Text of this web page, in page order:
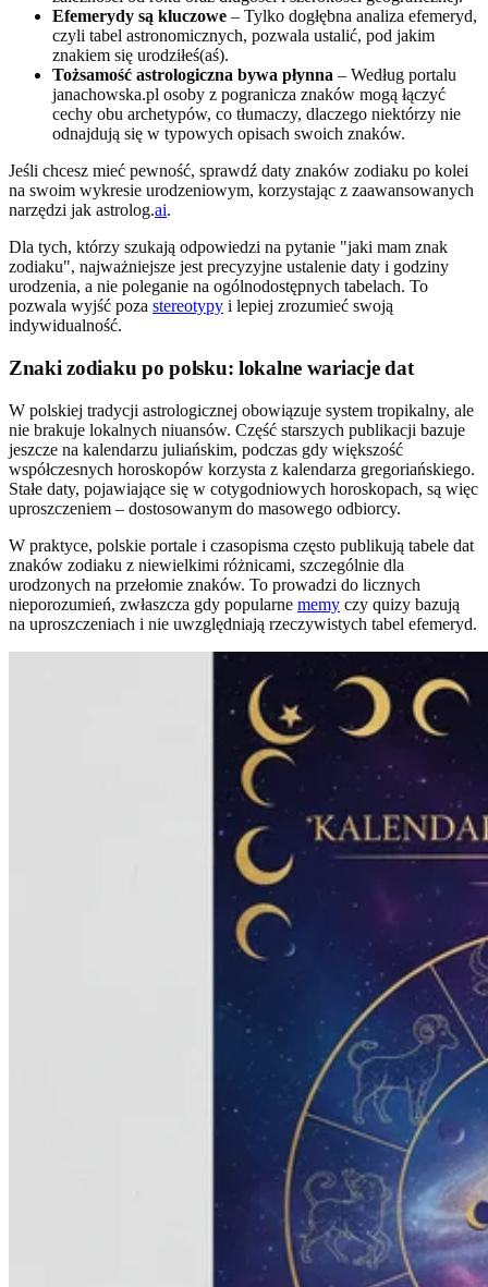
Efemerydy są kluczowe – Tylko dogłębna analiza efemeryd,
czyli tabel astronomicznych, pozwala ustalić, pod jakim
znakiem się urodziłeś(aś).
Tożsamość astrologiczna bywa płynna – Według portalu
janachowska.pl osoby z pogranicza znaków mogą łączyć
cechy obu archetypów, co tłumaczy, dlaczego niektórzy nie
odnajdują się w typowych opisach swoich znaków.
Jeśli chcesz mieć pewność, sprawdź daty znaków zodiaku po kolei
na swoim wykresie urodzeniowym, korzystając z zaawansowanych
narzędzi jak astrolog.ai.
Dla tych, którzy szukają odpowiedzi na pytanie "jaki mam znak
zodiaku", najważniejsze jest precyzyjne ustalenie daty i godziny
urodzenia, a nie poleganie na ogólnodostępnych tabelach. To
pozwala wyjść poza stereotypy i lepiej zrozumieć swoją
indywidualność.
Znaki zodiaku po polsku: lokalne wariacje dat
W polskiej tradycji astrologicznej obowiązuje system tropikalny, ale
nie brakuje lokalnych niuansów. Część starszych publikacji bazuje
jeszcze na kalendarzu juliańskim, podczas gdy większość
współczesnych horoskopów korzysta z kalendarza gregoriańskiego.
Stałe daty, pojawiające się w cotygodniowych horoskopach, są więc
uproszczeniem – dostosowanym do masowego odbiorcy.
W praktyce, polskie portale i czasopisma często publikują tabele dat
znaków zodiaku z niewielkimi różnicami, szczególnie dla
urodzonych na przełomie znaków. To prowadzi do licznych
nieporozumień, zwłaszcza gdy popularne memy czy quizy bazują
na uproszczeniach i nie uwzględniają rzeczywistych tabel efemeryd.